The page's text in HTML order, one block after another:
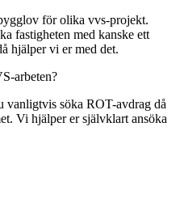
för olika vvs-projekt.
fastigheten med kanske ett
hjälper vi er med det.
arbeten?
vanligtvis söka ROT-avdrag då
Vi hjälper er självklart ansöka